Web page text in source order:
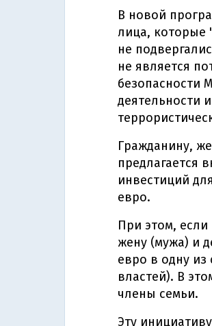
В новой
лица, которые
не
не является
безопасности
деятельности
Гражданину,
предлагается
инвестиций
евро.
При этом,
жену (мужа) и
евро в одну из
властей). В
члены семьи.
Эту